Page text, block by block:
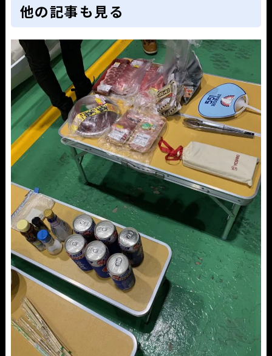
他の記事も見る